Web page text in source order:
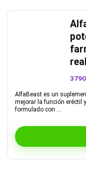
AlfaBeast es un
mejorar la función eréctil
formulado con ...